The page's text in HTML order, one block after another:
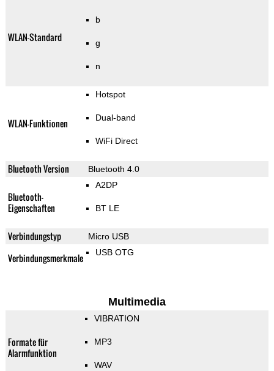
WLAN-Standard
b
g
n
WLAN-Funktionen
Hotspot
Dual-band
WiFi Direct
Bluetooth Version Bluetooth 4.0
Bluetooth-
Eigenschaften
A2DP
BT LE
Verbindungstyp Micro USB
Verbindungsmerkmale USB OTG
Multimedia
Formate für
Alarmfunktion
VIBRATION
MP3
WAV